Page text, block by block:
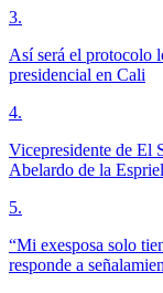
3.
Así será el protocolo
presidencial en Cali
4.
Vicepresidente de El
Abelardo de la
5.
“Mi exesposa solo
responde a